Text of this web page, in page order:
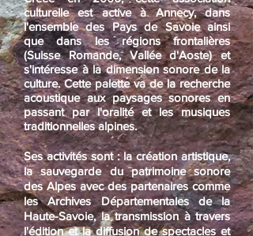
culturelle est active à Annecy, dans
l'ensemble des Pays de Savoie ainsi
que dans les régions frontalières
(Suisse Romande, Vallée d'Aoste) et
s'intéresse à la dimension sonore de la
culture. Cette palette va de la recherche
acoustique aux paysages sonores en
passant par l'oralité et les musiques
traditionnelles alpines.
Ses activités sont : la création artistique,
la sauvegarde du patrimoine sonore
des Alpes avec des partenaires comme
les Archives Départementales de la
Haute-Savoie, la transmission à travers
l'édition et la diffusion de spectacles et